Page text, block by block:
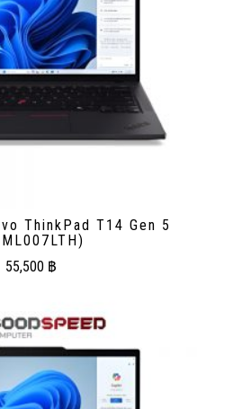
ThinkPad T14 Gen 5
55,500 ฿